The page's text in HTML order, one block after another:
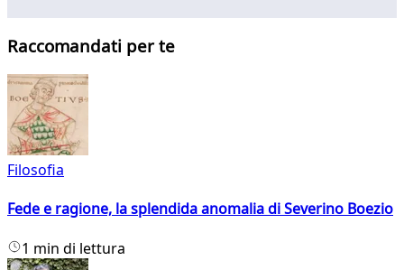
Raccomandati per te
Filosofia
Fede e ragione, la splendida anomalia di Severino Boezio
1 min di lettura